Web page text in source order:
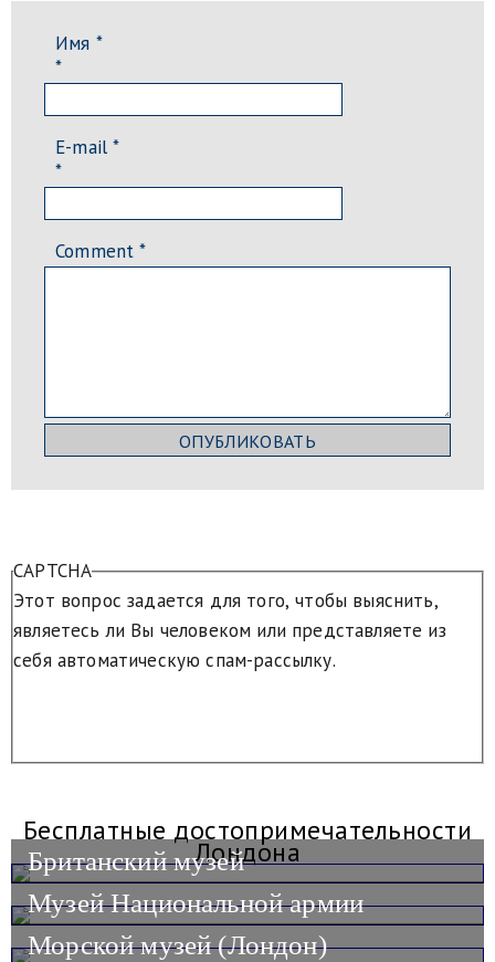
Имя *
*
E-mail *
*
Comment*
CAPTCHA
Этот вопрос задается для того, чтобы выяснить,
являетесь ли Вы человеком или представляете из
себя автоматическую спам-рассылку.
Бесплатные достопримечательности
Лондона
Британский музей
Музей Национальной армии
Морской музей (Лондон)